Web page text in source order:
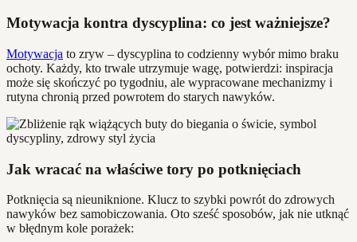
Motywacja kontra dyscyplina: co jest ważniejsze?
Motywacja to zryw – dyscyplina to codzienny wybór mimo braku
ochoty. Każdy, kto trwale utrzymuje wagę, potwierdzi: inspiracja
może się skończyć po tygodniu, ale wypracowane mechanizmy i
rutyna chronią przed powrotem do starych nawyków.
Jak wracać na właściwe tory po potknięciach
Potknięcia są nieuniknione. Klucz to szybki powrót do zdrowych
nawyków bez samobiczowania. Oto sześć sposobów, jak nie utknąć
w błędnym kole porażek: